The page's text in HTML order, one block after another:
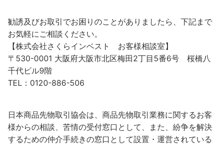
勧誘及びお取引でお困りのことがありましたら、下記まで
お気軽にご相談ください。
【株式会社さくらインベスト お客様相談室】
〒530-0001 大阪府大阪市北区梅田2丁目5番6号 桜橋八
千代ビル9階
TEL：0120-886-506
日本商品先物取引協会は、商品先物取引業務に関するお客
様からの相談、苦情の受付窓口として、また、紛争を解決
するための仲介手続きの窓口として設置・運営されている